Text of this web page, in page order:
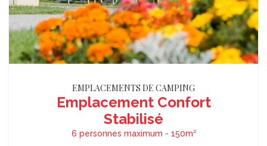
EMPLACEMENTS DE CAMPING
Emplacement Confort
Stabilisé
6 personnes maximum - 150m²